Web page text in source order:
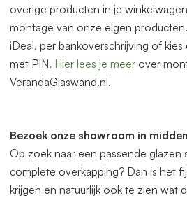
overige producten in je
montage van onze eigen
iDeal, per bankoverschrijving of
met PIN. Hier lees je meer over
VerandaGlaswand.nl.
Bezoek onze showroom in
Op zoek naar een passende glazen
complete overkapping? Dan is het
krijgen en natuurlijk ook te zien wat